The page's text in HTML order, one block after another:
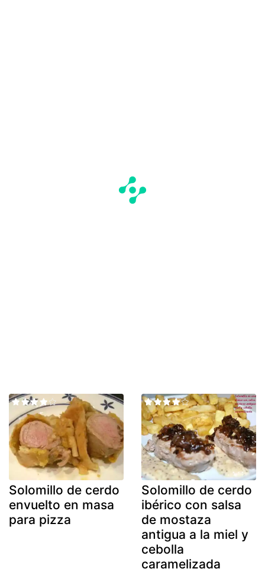
Solomillo de cerdo
envuelto en masa
para pizza
Solomillo de cerdo
ibérico con salsa
de mostaza
antigua a la miel y
cebolla
caramelizada